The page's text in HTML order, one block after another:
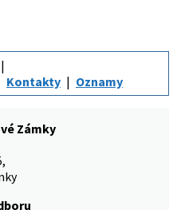
Kontakty Oznamy
Zámky